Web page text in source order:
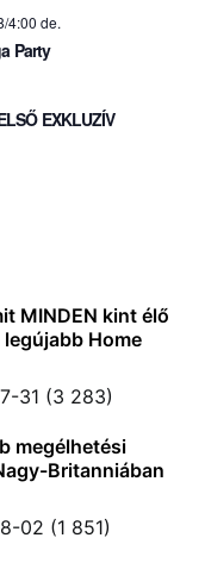
4:00 de.
Party
EXKLUZÍV
MINDEN kint élő
Home
31 (3 283)
megélhetési
Britanniában
02 (1 851)